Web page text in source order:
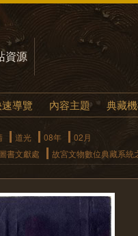
資源
導覽 內容主題 典藏
道光 08年
02月
圖書文獻處 故宮文物數位典藏系統